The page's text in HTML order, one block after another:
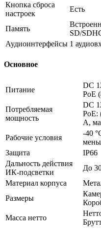
Кнопка сброса
настроек
Есть
Память
SD/
Аудиоинтерфейсы 1
Основное
Питание
DC
PoE
Потребляемая
мощность
DC
PoE:
A,
Рабочие условия
-40
Защита
IP66
Дальность действия
ИК-подсветки
До
Материал корпуса
Размеры
Масса нетто